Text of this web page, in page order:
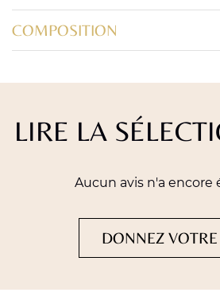
COMPOSITION
LIRE LA
Aucun avis n'a encore
DONNEZ